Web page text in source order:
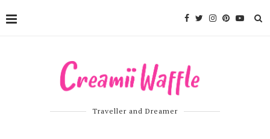
Traveller and Dreamer